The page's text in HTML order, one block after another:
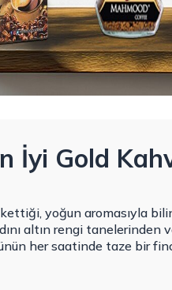
İyi Gold
yoğun aromasıyla
altın rengi tanelerinden
her saatinde taze bir